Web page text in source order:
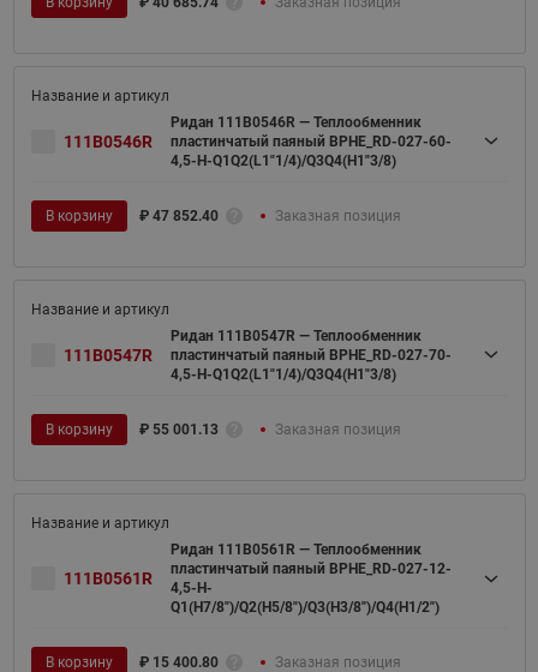
111B0546R
Ридан 111B0546R — Теплообменник
пластинчатый паяный BPHE_RD-027-60-
4,5-H-Q1Q2(L1"1/4)/Q3Q4(H1"3/8)
В корзину ₽ 47 852.40 Заказная позиция
111B0547R
Ридан 111B0547R — Теплообменник
пластинчатый паяный BPHE_RD-027-70-
4,5-H-Q1Q2(L1"1/4)/Q3Q4(H1"3/8)
В корзину ₽ 55 001.13 Заказная позиция
111B0561R
Ридан 111B0561R — Теплообменник
пластинчатый паяный BPHE_RD-027-12-
4,5-H-
Q1(H7/8")/Q2(H5/8")/Q3(H3/8")/Q4(H1/2")
В корзину ₽ 15 400.80 Заказная позиция